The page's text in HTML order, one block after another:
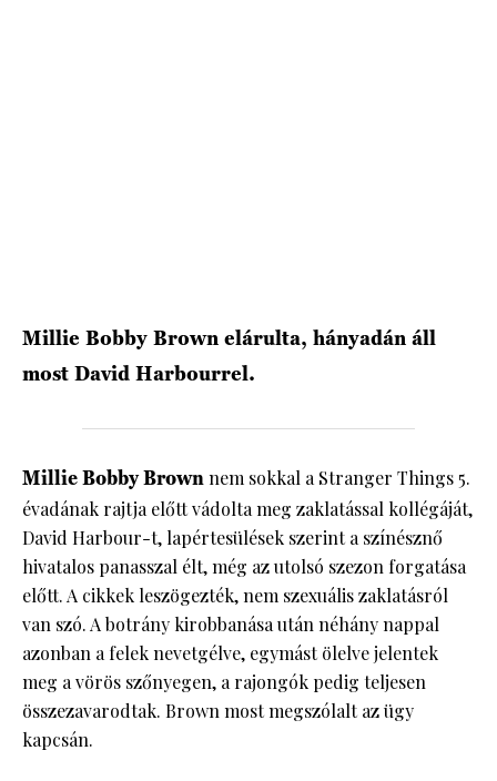
Millie Bobby Brown elárulta, hányadán áll
most David Harbourrel.
Millie Bobby Brownnem sokkal a Stranger Things 5.
évadának rajtja előtt vádolta meg zaklatással kollégáját,
David Harbour-t, lapértesülések szerint a színésznő
hivatalos panasszal élt, még az utolsó szezon forgatása
előtt. A cikkek leszögezték, nem szexuális zaklatásról
van szó. A botrány kirobbanása után néhány nappal
azonban a felek nevetgélve, egymást ölelve jelentek
meg a vörös szőnyegen, a rajongók pedig teljesen
összezavarodtak. Brown most megszólalt az ügy
kapcsán.